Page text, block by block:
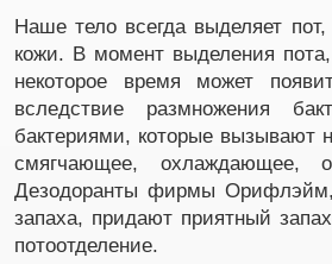
Наше тело всегда выделяет
кожи. В момент выделения
некоторое время может
вследствие размножения
бактериями, которые вызывают
смягчающее, охлаждающее,
Дезодоранты фирмы Орифлэйм,
запаха, придают приятный
потоотделение.